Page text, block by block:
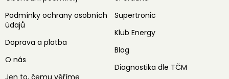
Podmínky ochrany osobních
údajů
Doprava a platba
O nás
Supertronic
Klub Energy
Blog
Diagnostika dle TČM